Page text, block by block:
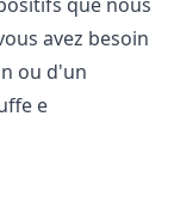
avez besoin
ou d'un
e